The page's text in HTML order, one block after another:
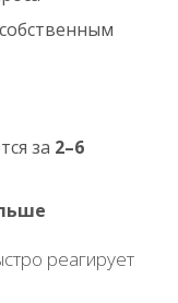
за 2–6
реагирует